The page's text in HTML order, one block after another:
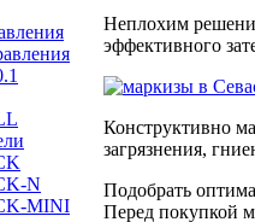
N
MINI
Неплохим
эффективного
Конструктивно
загрязнения,
Подобрать
Перед покупкой